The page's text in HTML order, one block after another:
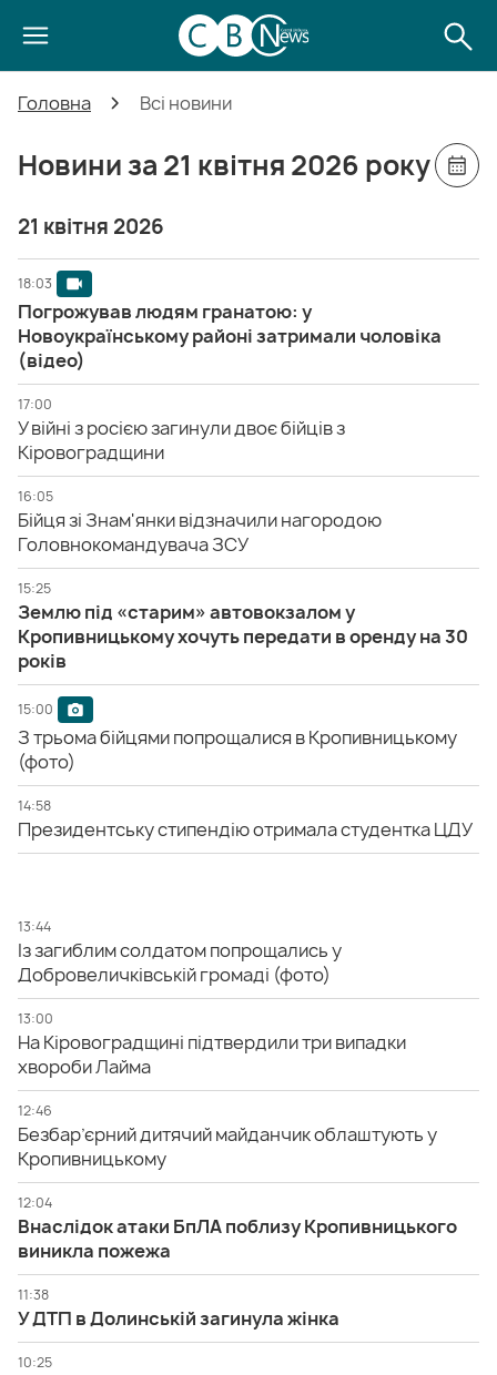
Головна Всі новини
Новини за 21 квітня 2026 року
21 квітня 2026
18:03
Погрожував людям гранатою: у
Новоукраїнському районі затримали чоловіка
(відео)
17:00
У війні з росією загинули двоє бійців з
Кіровоградщини
16:05
Бійця зі Знам'янки відзначили нагородою
Головнокомандувача ЗСУ
15:25
Землю під «старим» автовокзалом у
Кропивницькому хочуть передати в оренду на 30
років
15:00
З трьома бійцями попрощалися в Кропивницькому
(фото)
14:58
Президентську стипендію отримала студентка ЦДУ
13:44
Із загиблим солдатом попрощались у
Добровеличківській громаді (фото)
13:00
На Кіровоградщині підтвердили три випадки
хвороби Лайма
12:46
Безбар’єрний дитячий майданчик облаштують у
Кропивницькому
12:04
Внаслідок атаки БпЛА поблизу Кропивницького
виникла пожежа
11:38
У ДТП в Долинській загинула жінка
10:25